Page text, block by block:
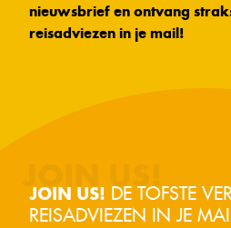
nieuwsbrief en ontvang
reisadviezen in je mail!
JOIN US! DE TOFSTE
REISADVIEZEN IN JE